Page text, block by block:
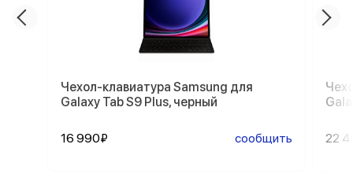
Чехол-клавиатура Samsung для
Galaxy Tab S9 Plus, черный
16 990₽ сообщить 22